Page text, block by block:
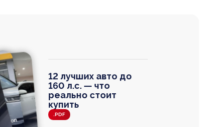
12 лучших авто до
160 л.с. — что
реально стоит
купить
.PDF